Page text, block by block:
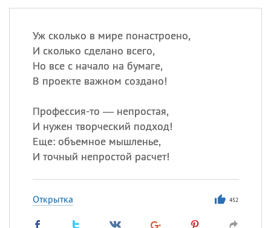
Уж сколько в мире понастроено,
И сколько сделано всего,
Но все с начало на бумаге,
В проекте важном создано!
Профессия-то — непростая,
И нужен творческий подход!
Еще: объемное мышленье,
И точный непростой расчет!
Открытка 452